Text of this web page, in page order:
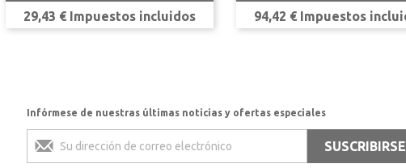
Precio
29,43 € Impuestos incluidos Precio
94,42 € Impuestos
Infórmese de nuestras últimas noticias y ofertas especiales